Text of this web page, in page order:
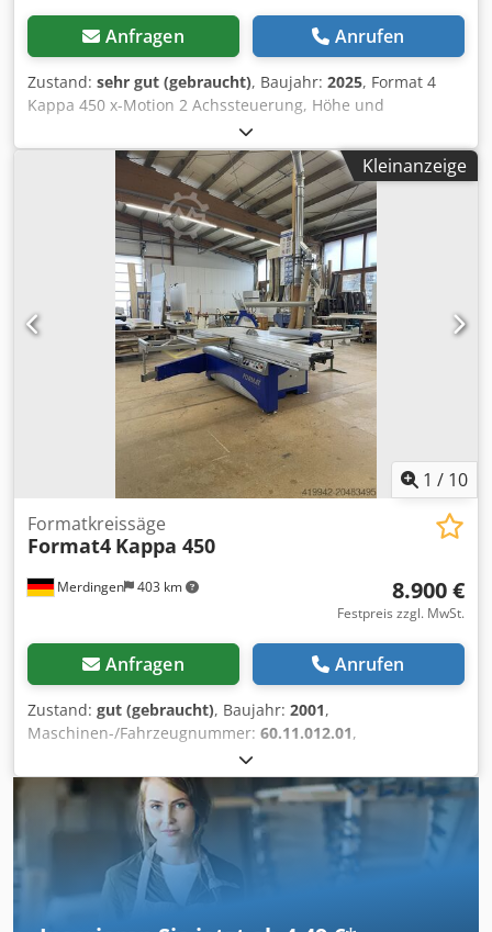
Anfragen Anrufen
Zustand: sehr gut (gebraucht), Baujahr: 2025, Format 4
Kappa 450 x-Motion 2 Achssteuerung, Höhe und
Schwenkung Technische Daten: - Schnittlänge 2800 mm -
Schnittbreite 1300 mm - Schnitthöhe 155 mm - max.
Sägeblatt Ø 450 - X-motion Steuerung - Gradraster mit
Längenkompensation Cjdpfsy Rp D Tex Abberf - absaugbar
Ø 120 mm - Motorleistung 10 kW - Baujahr 2025 Duplex
Gehrungsanschlag
Kleinanzeige
1 / 10
Merdingen 403 km
Formatkreissäge
Format4 Kappa 450
8.900 €
Festpreis zzgl. MwSt.
Anfragen Anrufen
Zustand: gut (gebraucht), Baujahr: 2001,
Maschinen-/Fahrzeugnummer: 60.11.012.01,
voll funktionsfähig
(7,48 PS), Schnitthöhe (max.):155 mm,
Sägeblattdurchmesser:
450 mm, Schnittlänge (max.):3.200
, Schnittbreite am Parallelanschlag: 1.610 mm
Schwenkbereich: 45 °, Tischlänge: 3.200 mm , Tischbreite:
1.610 mm
, Ausstattung:Motorbremse, Vorritzer
Kappa 450 – Formatkreissäge – gepflegter Zustand Zum